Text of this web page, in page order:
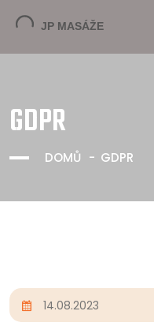
GDPR
DOMŮ GDPR
14.08.2023